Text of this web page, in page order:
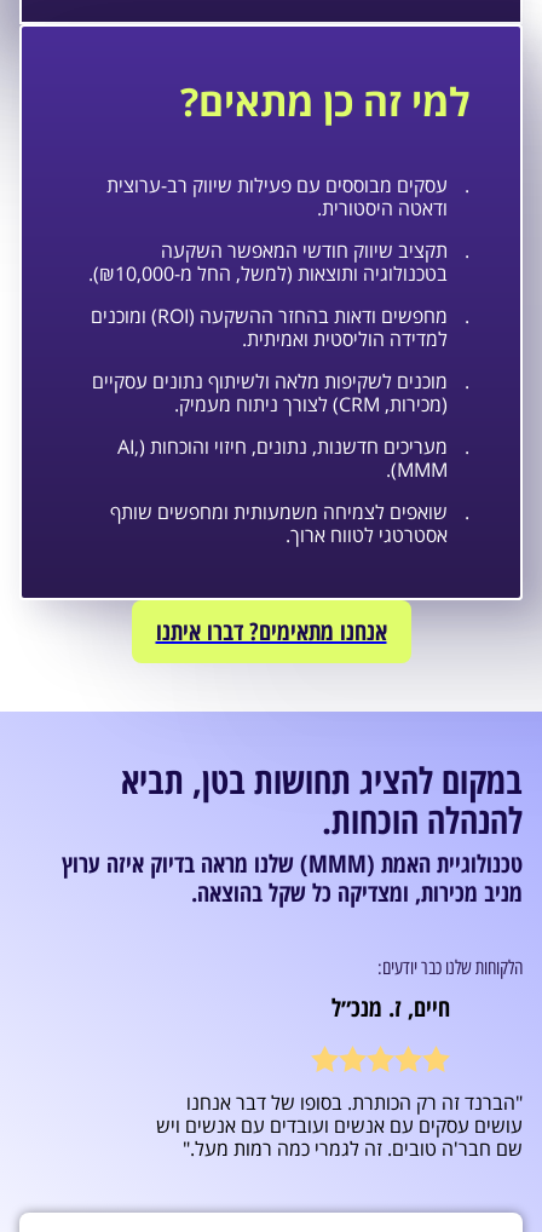
למי זה כן מתאים?
.
עסקים מבוססים עם פעילות שיווק רב-ערוצית
ודאטה היסטורית.
.
תקציב שיווק חודשי המאפשר השקעה
בטכנולוגיה ותוצאות (למשל, החל מ-₪10,000).
.
מחפשים ודאות בהחזר ההשקעה (ROI) ומוכנים
למדידה הוליסטית ואמיתית.
.
מוכנים לשקיפות מלאה ולשיתוף נתונים עסקיים
(מכירות, CRM) לצורך ניתוח מעמיק.
.
מעריכים חדשנות, נתונים, חיזוי והוכחות (AI,
MMM).
.
שואפים לצמיחה משמעותית ומחפשים שותף
אסטרטגי לטווח ארוך.
אנחנו מתאימים? דברו איתנו
במקום להציג תחושות בטן, תביא
להנהלה הוכחות.
טכנולוגיית האמת (MMM) שלנו מראה בדיוק איזה ערוץ
מניב מכירות, ומצדיקה כל שקל בהוצאה.
הלקוחות שלנו כבר יודעים:
חיים, ז. מנכ״ל
"הברנד זה רק הכותרת. בסופו של דבר אנחנו
עושים עסקים עם אנשים ועובדים עם אנשים ויש
שם חבר'ה טובים. זה לגמרי כמה רמות מעל."